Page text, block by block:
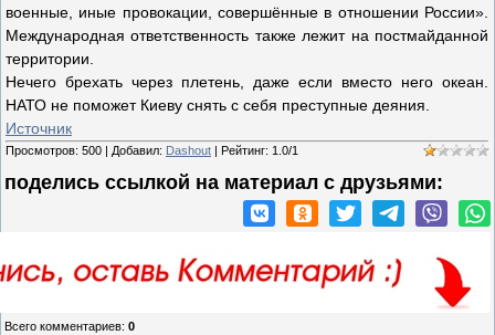
военные, иные провокации, совершённые в отношении России».
Международная ответственность также лежит на постмайданной
территории.
Нечего брехать через плетень, даже если вместо него океан.
НАТО не поможет Киеву снять с себя преступные деяния.
Источник
Просмотров: 500 | Добавил: Dashout | Рейтинг: 1.0/1
поделись ссылкой на материал c друзьями:
Всего комментариев: 0